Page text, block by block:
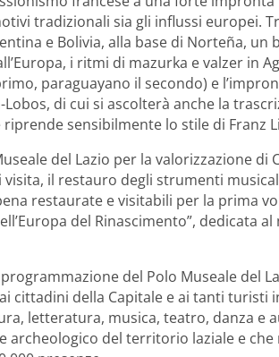
tradizionali sia gli influssi europei.
e Bolivia, alla base di Norteña, un
i ritmi di mazurka e valzer in
paraguayano il secondo) e
di cui si ascolterà anche la
sensibilmente lo stile di Franz
del Lazio per la valorizzazione di
visita, il restauro degli strumenti
restaurate e visitabili per la prima
del Rinascimento”, dedicata
del Polo Museale del
cittadini della Capitale e ai tanti turisti
letteratura, musica, teatro, danza e
del territorio laziale e che